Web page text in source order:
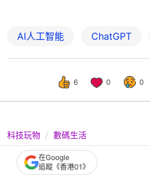
AI人工智能 ChatGPT
6 0 0
科技玩物 數碼生活
AI教學｜Threads爆
學雞塗鴉改圖｜附
在Google
追蹤《香港01》